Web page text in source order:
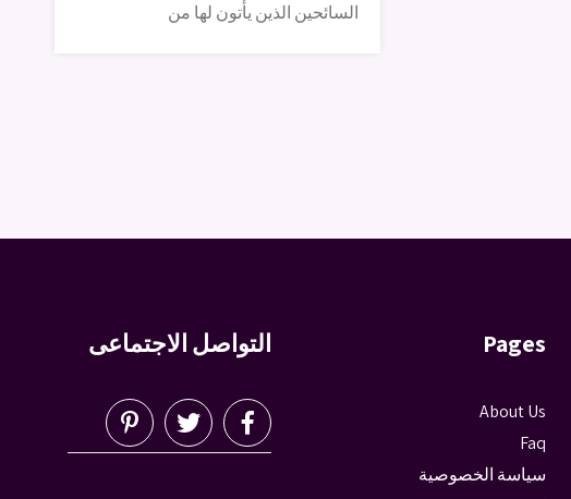
السائحين الذين يأتون لها من
Pages
About Us
Faq
سياسة الخصوصية
التواصل الاجتماعى